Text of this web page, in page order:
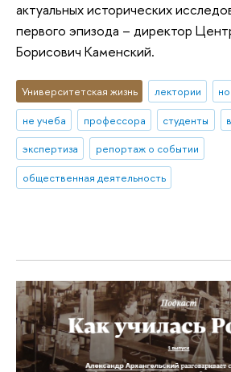
актуальных исторических
первого эпизода – директор
Борисович Каменский.
Университетская жизнь лектории
не учеба
профессора студенты
экспертиза
репортаж о событии
общественная деятельность